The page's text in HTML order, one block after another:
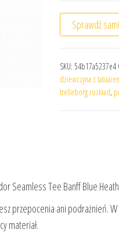
Sprawdź sam!
SKU: 54b17a5237e4
dziewczyna z
trelleborg rozkład,
Seamless Tee Banff Blue
przepocenia ani podrażnień.
materiał.